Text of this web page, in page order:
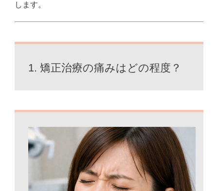
します。
1. 矯正治療の痛みはどの程度？